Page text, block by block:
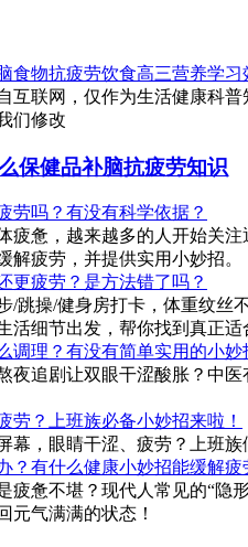
食物抗疲劳饮食高三营养学习
互联网，仅作为生活健康科
们修改
保健品补脑抗疲劳知识
劳吗？有没有科学依据？
疲惫，越来越多的人开始关
解疲劳，并提供实用小妙招。
更疲劳？是方法错了吗？
/跳操/健身房打卡，体重纹丝
活细节出发，帮你找到真正适
调理？有没有简单实用的小妙
夜追剧让双眼干涩酸胀？中
劳？上班族必备小妙招来啦！
幕，眼睛干涩、疲劳？上班
？有什么健康小妙招能缓解疲
疲惫不堪？现代人常见的“隐
元气满满的状态！